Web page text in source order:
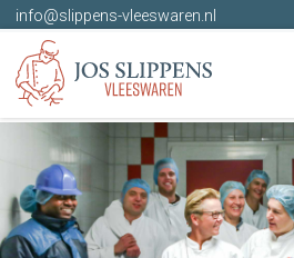
info@slippens-vleeswaren.nl